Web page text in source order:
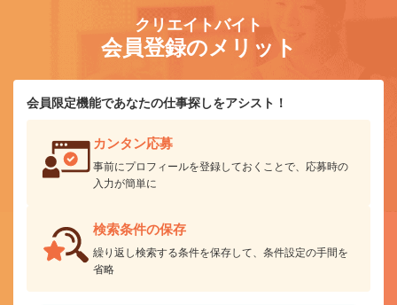
クリエイトバイト
会員登録のメリット
会員限定機能であなたの仕事探しをアシスト！
カンタン応募
事前にプロフィールを登録しておくことで、応募時の
入力が簡単に
検索条件の保存
繰り返し検索する条件を保存して、条件設定の手間を
省略